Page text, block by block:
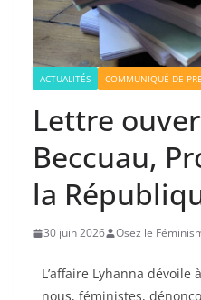
ACTUALITÉS COMMUNIQUÉ DE
Lettre
Beccuau,
la
30 juin 2026 Osez le
L’affaire Lyhanna dévoile
nous, féministes,